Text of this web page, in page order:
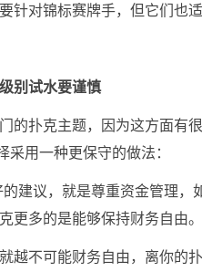
针对锦标赛牌手，但它们也
别试水要谨慎
的扑克主题，因为这方面有
采用一种更保守的做法：
的建议，就是尊重资金管理
更多的是能够保持财务自由。
越不可能财务自由，离你的